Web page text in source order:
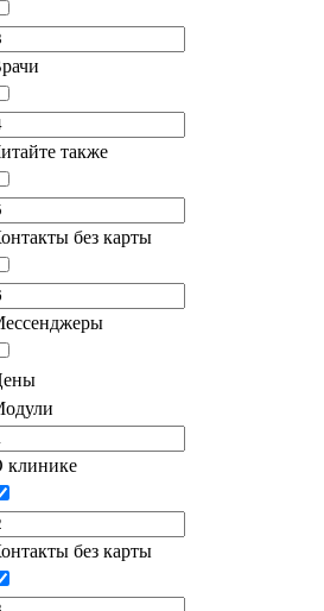
также
без карты
клинике
без карты